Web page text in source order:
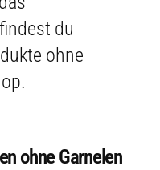
du
ohne
ohne Garnelen